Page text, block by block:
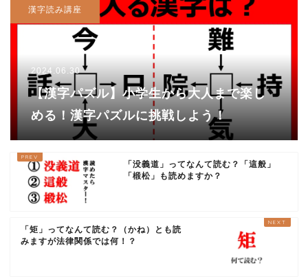
漢字読み講座
2024.06.30
【漢字パズル】小学生から大人まで楽し
める！漢字パズルに挑戦しよう！
「没義道」ってなんて読む？「這般」
「椴松」も読めますか？
「矩」ってなんて読む？（かね）とも読
みますが法律関係では何！？